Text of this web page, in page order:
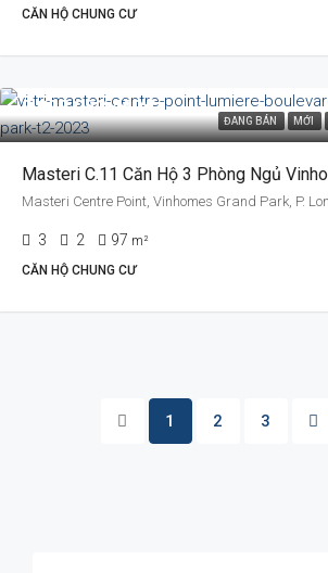
CĂN HỘ CHUNG CƯ
ĐANG BÁN MỚI
8.938.053.460đ
Masteri C.11 Căn Hộ 3 Phòng Ngủ
3 2 97 m²
CĂN HỘ CHUNG CƯ
1 2 3